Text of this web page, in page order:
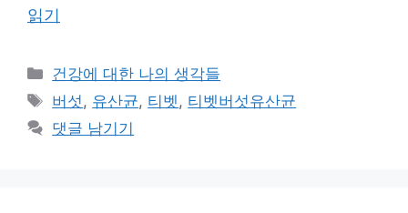
읽기
카
테
고
리
건강에 대한 나의 생각들
태
그
버섯 , 유산균, 티벳 , 티벳버섯유산균
댓글 남기기